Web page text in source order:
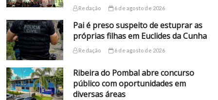
Redação 6 de agosto de 2026
Pai é preso suspeito de estuprar as
próprias filhas em Euclides da Cunha
Redação 6 de agosto de 2026
Ribeira do Pombal abre concurso
público com oportunidades em
diversas áreas